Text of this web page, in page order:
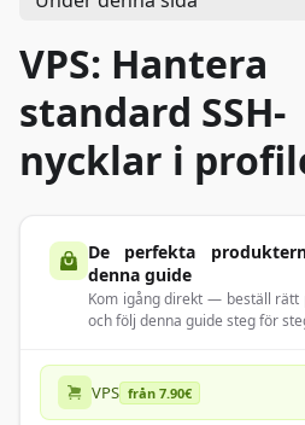
VPS: Hantera
standard SSH-
nycklar i
De perfekta
denna guide
Kom igång direkt — beställ rätt
och följ denna guide steg för
VPS från 7.90€